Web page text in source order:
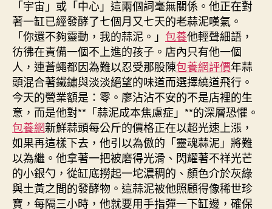
「宇宙」或「中心」這兩個詞毫無關係。他正在對
著一缸已經發酵了七個月又七天的老蒜泥嘆氣。
「你還不夠靈動，我的蒜泥。」 包養他輕聲細語，
彷彿在責備一個不上進的孩子。店內只有他一個
人，連蒼蠅都因為難以忍受那股陳包養網評價年蒜
頭混合著鐵鏽與淡淡絕望的味道而選擇繞道飛行。
今天的營業額是：零。廖沾沾不安的不是店裡的生
意，而是他對**「蒜泥成本焦慮症」**的深層恐懼。
包養網新鮮蒜頭每公斤的價格正在以超光速上漲，
如果再這樣下去，他引以為傲的「靈魂蒜泥」將難
以為繼。他拿著一把被磨得光滑、閃耀著不祥光芒
的小銀勺，從缸底撈起一坨濃稠的、顏色介於灰綠
與土黃之間的發酵物。這蒜泥被他照顧得像稀世珍
寶，每隔三小時，他就要用手指彈一下缸邊，確保